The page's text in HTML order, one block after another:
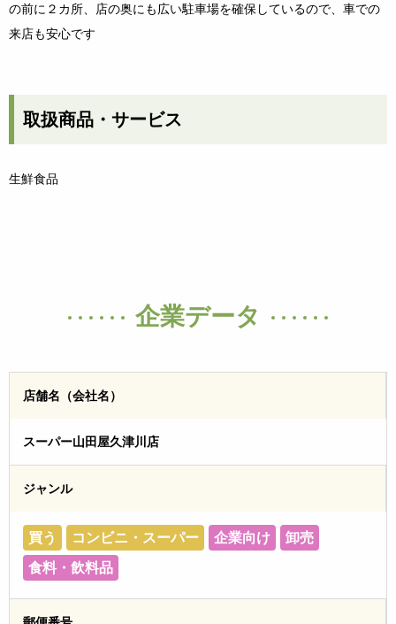
の前に２カ所、店の奥にも広い駐車場を確保しているので、車での
来店も安心です
取扱商品・サービス
生鮮食品
企業データ
店舗名（会社名）
スーパー山田屋久津川店
ジャンル
買う コンビニ・スーパー 企業向け
卸売
食料・飲料品